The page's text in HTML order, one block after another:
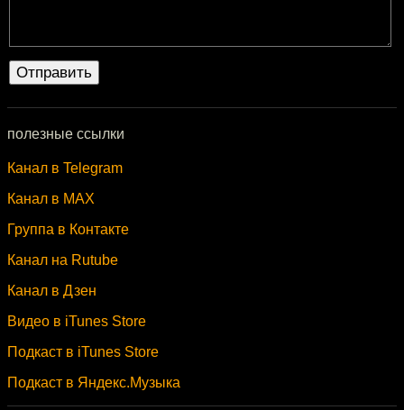
полезные ссылки
Канал в Telegram
Канал в MAX
Группа в Контакте
Канал на Rutube
Канал в Дзен
Видео в iTunes Store
Подкаст в iTunes Store
Подкаст в Яндекс.Музыка